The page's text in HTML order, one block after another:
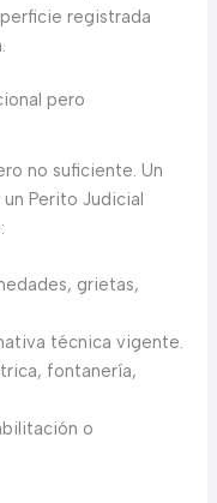
registrada
pero
no suficiente. Un
Perito Judicial
grietas,
técnica vigente.
fontanería,
o